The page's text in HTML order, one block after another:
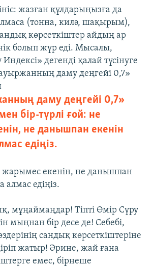
жазған құлдарыңызға да
(тонна, килә, шақырым),
көрсеткіштер айдың ар
болып жүр еді. Мысалы,
дегенді қалай түсінуге
даму деңгейі 0,7»
даму деңгейі 0,7»
бір-түрлі ғой: не
не данышпан екенін
едіңіз.
жарымес екенін, не данышпан
алмас едіңіз.
мұңаймаңдар! Тіпті Өмір Сүру
мыңнан бір десе де! Себебі,
сандық көрсеткіштеріне
жатыр! Әрине, жай ғана
емес, бірнеше